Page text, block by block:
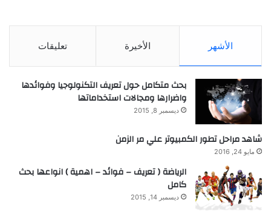
الأشهر الأخيرة تعليقات
بحث متكامل حول تعريف التكنولوجيا وفوائدها
واضرارها ومجالات استخداماتها
ديسمبر 8, 2015
شاهد مراحل تطور الكمبيوتر علي مر الزمن
مايو 24, 2016
الرياضة ( تعريف – فوائد – اهمية ) انواعها بحث
كامل
ديسمبر 14, 2015